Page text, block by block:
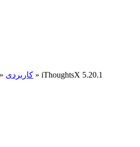
» کاربردی » iThoughtsX 5.20.1